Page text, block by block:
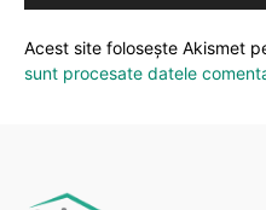
Acest site folosește Akismet
sunt procesate datele